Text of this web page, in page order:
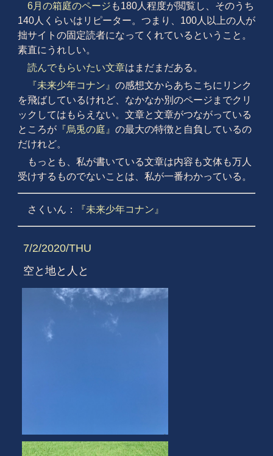
6月の箱庭のページ も180人程度が閲覧し、そのうち
140人くらいはリピーター。つまり、100人以上の人が
拙サイトの固定読者になってくれているということ。
素直にうれしい。
読んでもらいたい文章はまだまだある。
『未来少年コナン』 の感想文からあちこちにリンク
を飛ばしているけれど、なかなか別のページまでクリ
ックしてはもらえない。文章と文章がつながっている
ところが『烏兎の庭』 の最大の特徴と自負しているの
だけれど。
もっとも、私が書いている文章は内容も文体も万人
受けするものでないことは、私が一番わかっている。
さくいん： 『未来少年コナン』
7/2/2020/THU
空と地と人と